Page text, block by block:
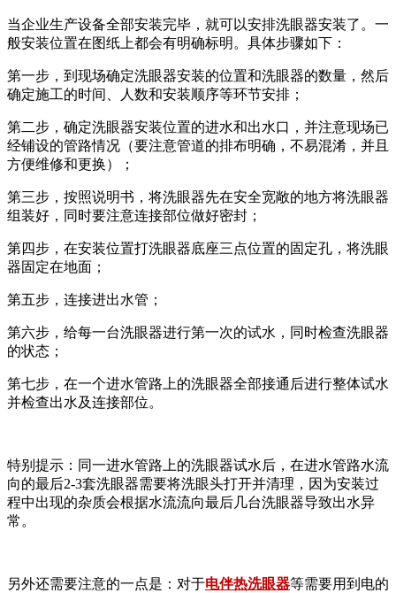
当企业生产设备全部安装完毕，就可以安排洗眼器安装了。一
般安装位置在图纸上都会有明确标明。具体步骤如下：
第一步，到现场确定洗眼器安装的位置和洗眼器的数量，然后
确定施工的时间、人数和安装顺序等环节安排；
第二步，确定洗眼器安装位置的进水和出水口，并注意现场已
经铺设的管路情况（要注意管道的排布明确，不易混淆，并且
方便维修和更换）；
第三步，按照说明书，将洗眼器先在安全宽敞的地方将洗眼器
组装好，同时要注意连接部位做好密封；
第四步，在安装位置打洗眼器底座三点位置的固定孔，将洗眼
器固定在地面；
第五步，连接进出水管；
第六步，给每一台洗眼器进行第一次的试水，同时检查洗眼器
的状态；
第七步，在一个进水管路上的洗眼器全部接通后进行整体试水
并检查出水及连接部位。
特别提示：同一进水管路上的洗眼器试水后，在进水管路水流
向的最后2-3套洗眼器需要将洗眼头打开并清理，因为安装过
程中出现的杂质会根据水流流向最后几台洗眼器导致出水异
常。
另外还需要注意的一点是：对于电伴热洗眼器等需要用到电的